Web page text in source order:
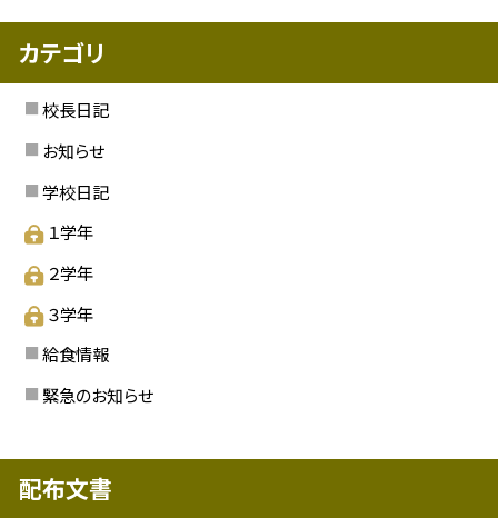
カテゴリ
校長日記
お知らせ
学校日記
１学年
２学年
３学年
給食情報
緊急のお知らせ
配布文書